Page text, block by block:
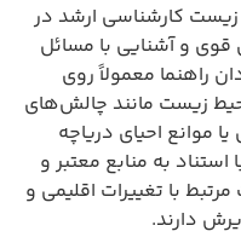
کارشناسی ارشد در
قوی و آشنایی با مسائل
راهنما معمولاً روی
زیست مانند چالش‌های
موانع احیای دریاچه
استناد به منابع معتبر و
با تغییرات اقلیمی و
دارند.